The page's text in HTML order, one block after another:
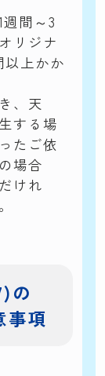
間～3
リジナ
以上かか
、天
する場
たご依
場合
けれ
の
事項